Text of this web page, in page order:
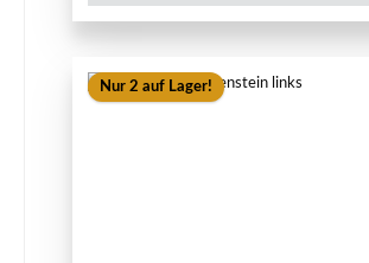
Nur 2 auf Lager!